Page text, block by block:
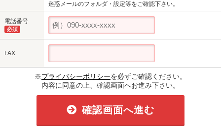
迷惑メールのフォルダ・設定等をご確認下さい。
電話番号
必須
FAX
※プライバシーポリシーを必ずご確認ください。
内容に同意の上、確認画面へお進み下さい。
確認画面へ進む